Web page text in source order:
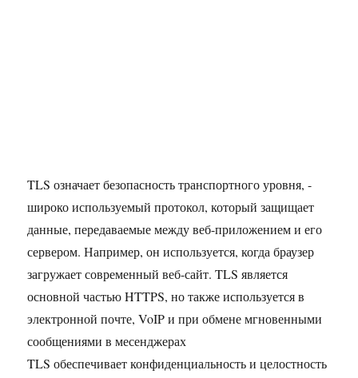
TLS означает безопасность транспортного уровня, -
широко используемый протокол, который защищает
данные, передаваемые между веб-приложением и его
сервером. Например, он используется, когда браузер
загружает современный веб-сайт. TLS является
основной частью HTTPS, но также используется в
электронной почте, VoIP и при обмене мгновенными
сообщениями в месенджерах
TLS обеспечивает конфиденциальность и целостность